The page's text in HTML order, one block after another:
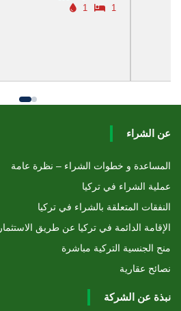
1
1
عن الشراء
المساعدة و خطوات الشراء – نظرة عامة
عملية الشراء في تركيا
النفقات المتعلقة بالشراء في تركيا
الإقامة الدائمة في تركيا عن طريق الاستثمار
منح الجنسية التركية مباشرة
نصائح عقارية
نبذة عن الشركة